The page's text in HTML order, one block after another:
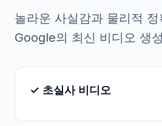
놀라운 사실감과 물리적
Google의 최신 비디오 생
✓ 초실사 비디오